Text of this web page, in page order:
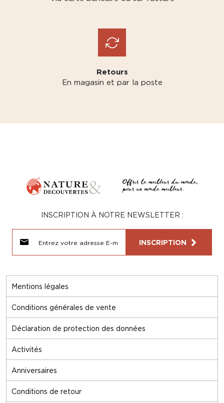
Retours
En magasin et par la poste
Mentions légales
Conditions générales de vente
Déclaration de protection des données
Activités
Anniversaires
Conditions de retour
INSCRIPTION À NOTRE NEWSLETTER :
INSCRIPTION